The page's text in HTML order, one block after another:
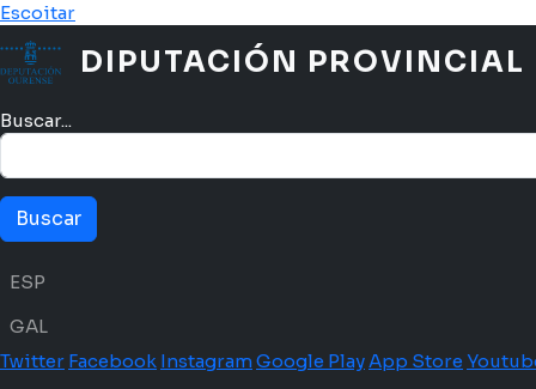
Pasar al contenido principal
Escoitar
DIPUTACIÓN PROVINCIAL
Buscar...
Menú idioma
ESP
GAL
Twitter Facebook InstagramGoogle PlayApp Store